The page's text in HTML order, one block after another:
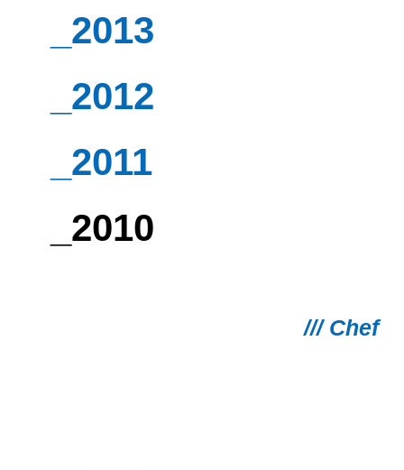
_2013
_2012
_2011
_2010
/// Chef